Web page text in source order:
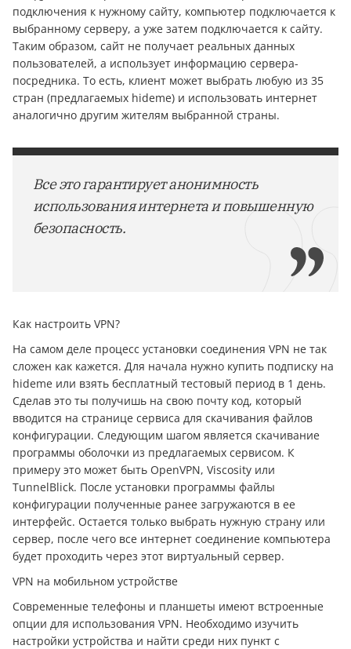
подключения к нужному сайту, компьютер подключается к
выбранному серверу, а уже затем подключается к сайту.
Таким образом, сайт не получает реальных данных
пользователей, а использует информацию сервера-
посредника. То есть, клиент может выбрать любую из 35
стран (предлагаемых hideme) и использовать интернет
аналогично другим жителям выбранной страны.
Все это гарантирует анонимность
использования интернета и повышенную
безопасность.
Как настроить VPN?
На самом деле процесс установки соединения VPN не так
сложен как кажется. Для начала нужно купить подписку на
hideme или взять бесплатный тестовый период в 1 день.
Сделав это ты получишь на свою почту код, который
вводится на странице сервиса для скачивания файлов
конфигурации. Следующим шагом является скачивание
программы оболочки из предлагаемых сервисом. К
примеру это может быть OpenVPN, Viscosity или
TunnelBlick. После установки программы файлы
конфигурации полученные ранее загружаются в ее
интерфейс. Остается только выбрать нужную страну или
сервер, после чего все интернет соединение компьютера
будет проходить через этот виртуальный сервер.
VPN на мобильном устройстве
Современные телефоны и планшеты имеют встроенные
опции для использования VPN. Необходимо изучить
настройки устройства и найти среди них пункт с